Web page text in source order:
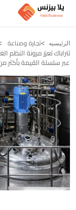
الرئيسيه تجارة وصناعة
تتراباك تعزز مرونة النظم
عبر سلسلة القيمة بأكثر